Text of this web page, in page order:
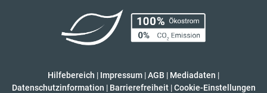
Hilfebereich | Impressum |AGB | Mediadaten |
Datenschutzinformation | Barrierefreiheit | Cookie-Einstellungen